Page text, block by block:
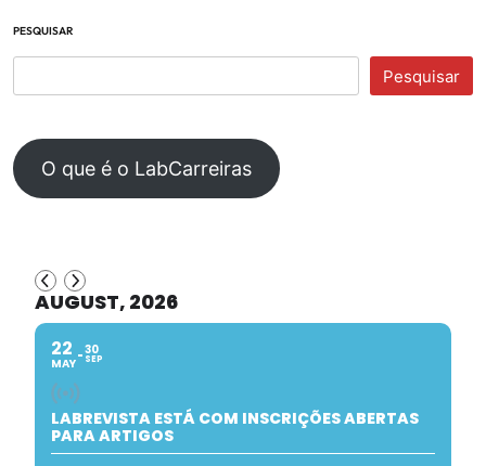
PESQUISAR
Pesquisar
O que é o LabCarreiras
AUGUST, 2026
22
MAY
30
SEP
LABREVISTA ESTÁ COM INSCRIÇÕES ABERTAS
PARA ARTIGOS